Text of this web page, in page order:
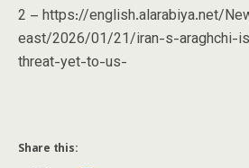
2 – https://english.alarabiya.net/
east/2026/01/21/iran-s-araghchi-
threat-yet-to-us-
Share this: